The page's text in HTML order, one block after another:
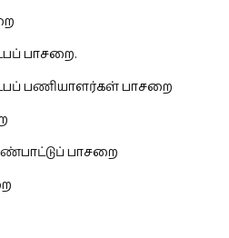
பாசறை.
பணியாளர்கள் பாசறை
பாசறை